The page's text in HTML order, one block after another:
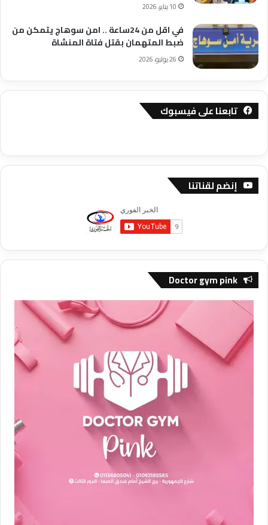
10 يناير، 2026
في اقل من 24ساعة .. امن سوهاج يتمكن من
ضبط المتهمان بقتل فتاة المنشاة
26 يوليو، 2026
تابعنا على فيسبوك
إنضم لقناتنا
Doctor gym pink